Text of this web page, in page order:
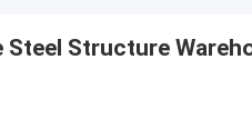
Structure